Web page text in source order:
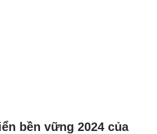
bền vững 2024 của